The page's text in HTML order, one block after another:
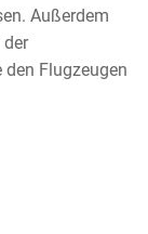
Außerdem
Flugzeugen